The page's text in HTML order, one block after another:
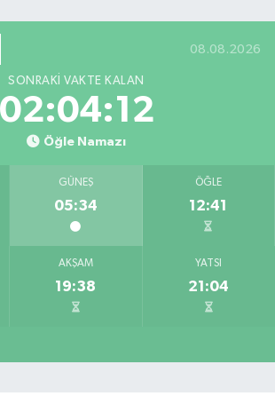
08.08.2026
SONRAKI VAKTE KALAN
02:04:11
Öğle Namazı
GÜNEŞ
05:34
ÖĞLE
12:41
AKŞAM
19:38
YATSI
21:04